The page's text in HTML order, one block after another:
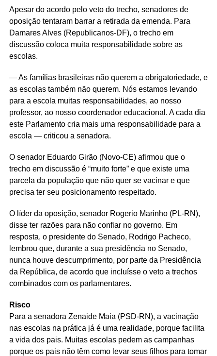
Apesar do acordo pelo veto do trecho, senadores de
oposição tentaram barrar a retirada da emenda. Para
Damares Alves (Republicanos-DF), o trecho em
discussão coloca muita responsabilidade sobre as
escolas.
— As famílias brasileiras não querem a obrigatoriedade, e
as escolas também não querem. Nós estamos levando
para a escola muitas responsabilidades, ao nosso
professor, ao nosso coordenador educacional. A cada dia
este Parlamento cria mais uma responsabilidade para a
escola — criticou a senadora.
O senador Eduardo Girão (Novo-CE) afirmou que o
trecho em discussão é “muito forte” e que existe uma
parcela da população que não quer se vacinar e que
precisa ter seu posicionamento respeitado.
O líder da oposição, senador Rogerio Marinho (PL-RN),
disse ter razões para não confiar no governo. Em
resposta, o presidente do Senado, Rodrigo Pacheco,
lembrou que, durante a sua presidência no Senado,
nunca houve descumprimento, por parte da Presidência
da República, de acordo que incluísse o veto a trechos
combinados com os parlamentares.
Risco
Para a senadora Zenaide Maia (PSD-RN), a vacinação
nas escolas na prática já é uma realidade, porque facilita
a vida dos pais. Muitas escolas pedem as campanhas
porque os pais não têm como levar seus filhos para tomar